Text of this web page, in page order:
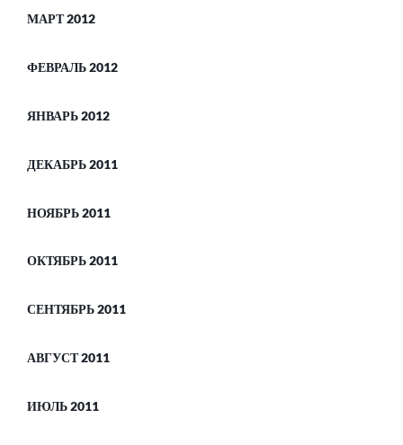
МАРТ 2012
ФЕВРАЛЬ 2012
ЯНВАРЬ 2012
ДЕКАБРЬ 2011
НОЯБРЬ 2011
ОКТЯБРЬ 2011
СЕНТЯБРЬ 2011
АВГУСТ 2011
ИЮЛЬ 2011